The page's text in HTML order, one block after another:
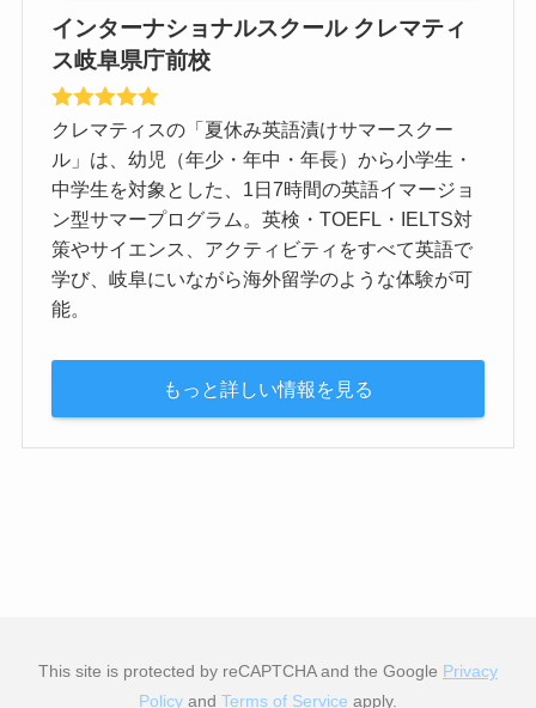
インターナショナルスクール クレマティ
ス岐阜県庁前校
クレマティスの「夏休み英語漬けサマースクー
ル」は、幼児（年少・年中・年長）から小学生・
中学生を対象とした、1日7時間の英語イマージョ
ン型サマープログラム。英検・TOEFL・IELTS対
策やサイエンス、アクティビティをすべて英語で
学び、岐阜にいながら海外留学のような体験が可
能。
もっと詳しい情報を見る
This site is protected by reCAPTCHA and the Google Privacy
Policy and Terms of Service apply.